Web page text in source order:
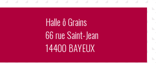
Halle ô Grains
66 rue Saint-Jean
14400 BAYEUX